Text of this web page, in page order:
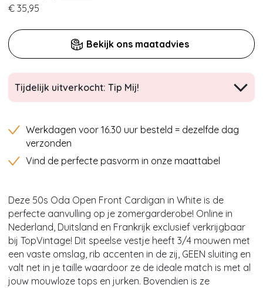
€ 35,95
Bekijk ons maatadvies
Tijdelijk uitverkocht: Tip Mij!
Werkdagen voor 16.30 uur besteld = dezelfde dag
verzonden
Vind de perfecte pasvorm in onze maattabel
Deze 50s Oda Open Front Cardigan in White is de
perfecte aanvulling op je zomergarderobe! Online in
Nederland, Duitsland en Frankrijk exclusief verkrijgbaar
bij TopVintage! Dit speelse vestje heeft 3/4 mouwen met
een vaste omslag, rib accenten in de zij, GEEN sluiting en
valt net in je taille waardoor ze de ideale match is met al
jouw mouwloze tops en jurken. Bovendien is ze